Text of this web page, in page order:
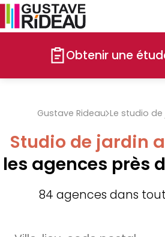
Obtenir une
Gustave Rideau Le studio de
Studio de jardin
les agences près
84 agences dans